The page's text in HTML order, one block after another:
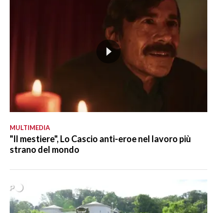
MULTIMEDIA
"Il mestiere", Lo Cascio anti-eroe nel lavoro più
strano del mondo